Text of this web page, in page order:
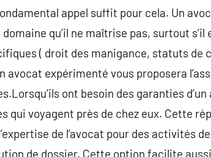
appel suffit pour cela. Un
qu’il ne maîtrise pas, surtout s’il
( droit des manigance, statuts de
expérimenté vous proposera
ont besoin des garanties
qui voyagent près de chez eux. Cette
de l’avocat pour des activités
de dossier. Cette option facilite